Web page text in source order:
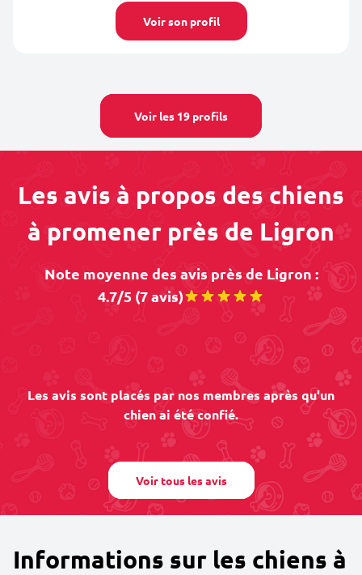
Voir son profil
Voir les 19 profils
Les avis à propos des chiens
à promener près de Ligron
Note moyenne des avis près de Ligron :
4.7/5 (7 avis)
Les avis sont placés par nos membres après qu'un
chien ai été confié.
Voir tous les avis
Informations sur les chiens à